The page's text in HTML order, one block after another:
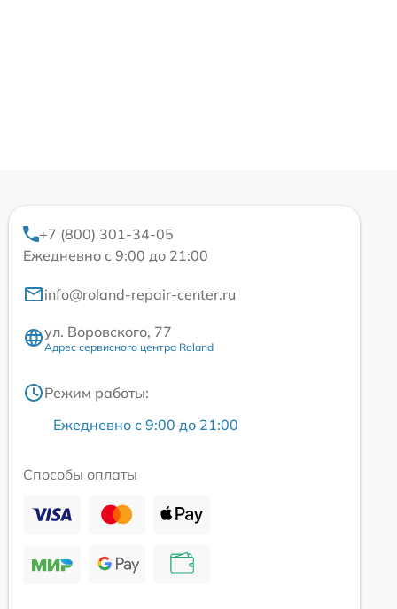
+7 (800) 301-34-05
Ежедневно с 9:00 до 21:00
info@roland-repair-center.ru
ул. Воровского, 77
Адрес сервисного центра Roland
Режим работы:
Ежедневно с 9:00 до 21:00
Способы оплаты